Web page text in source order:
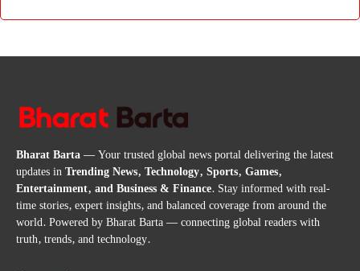
Bharat Barta— Your trusted global news portal delivering the latest
updates inTrending News, Technology, Sports, Games,
Entertainment, and Business & Finance. Stay informed with real-
time stories, expert insights, and balanced coverage from around the
world. Powered by Bharat Barta — connecting global readers with
truth, trends, and technology.